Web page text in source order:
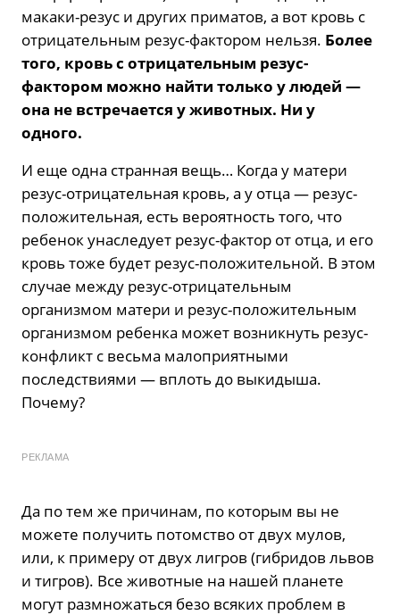
макаки-резус и других приматов, а вот кровь с
отрицательным резус-фактором нельзя. Более
того, кровь с отрицательным резус-
фактором можно найти только у людей —
она не встречается у животных. Ни у
одного.
И еще одна странная вещь… Когда у матери
резус-отрицательная кровь, а у отца — резус-
положительная, есть вероятность того, что
ребенок унаследует резус-фактор от отца, и его
кровь тоже будет резус-положительной. В этом
случае между резус-отрицательным
организмом матери и резус-положительным
организмом ребенка может возникнуть резус-
конфликт с весьма малоприятными
последствиями — вплоть до выкидыша.
Почему?
РЕКЛАМА
Да по тем же причинам, по которым вы не
можете получить потомство от двух мулов,
или, к примеру от двух лигров (гибридов львов
и тигров). Все животные на нашей планете
могут размножаться безо всяких проблем в